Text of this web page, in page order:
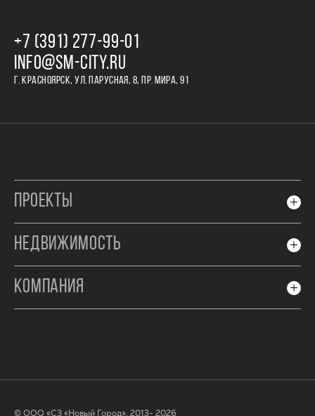
+7 (391) 277‒99‒01
INFO@SM-CITY.RU
Г. КРАСНОЯРСК, УЛ. ПАРУСНАЯ, 8, ПР. МИРА, 91
ПРОЕКТЫ
НЕДВИЖИМОСТЬ
КОМПАНИЯ
© ООО «СЗ «Новый Город», 2013- 2026